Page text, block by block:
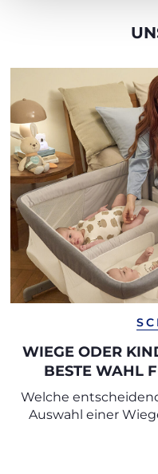
WIEGE ODER
BESTE WAHL
Welche
Auswahl einer